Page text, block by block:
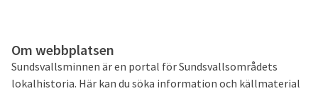
Om webbplatsen
Sundsvallsminnen är en portal för Sundsvallsområdets
lokalhistoria. Här kan du söka information och källmaterial